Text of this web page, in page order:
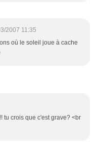
2007 11:35
où le soleil joue à cache
tu crois que c'est grave? <br